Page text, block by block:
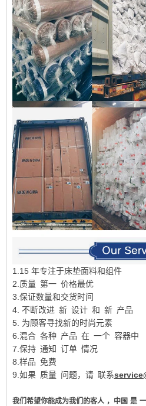
1.15 年专注于床垫面料和组件
2.质量 第一 价格最优
3.保证数量和交货时间
4. 不断改进 新 设计 和 新 产品
5. 为顾客寻找新的时尚元素
6.混合 各种 产品 在 一个 容器中
7.保持 通知 订单 情况
8.样品 免费
9.如果 质量 问题，请 联系
我们希望你能成为我们的客人 ，中国 是